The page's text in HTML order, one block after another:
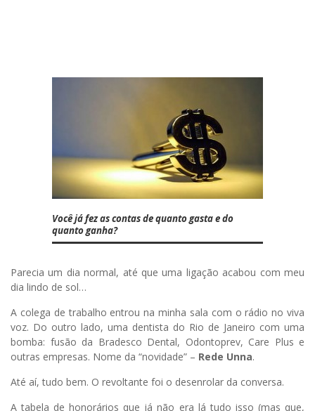
Você já fez as contas de quanto gasta e do
quanto ganha?
Parecia um dia normal, até que uma ligação acabou com meu
dia lindo de sol…
A colega de trabalho entrou na minha sala com o rádio no viva
voz. Do outro lado, uma dentista do Rio de Janeiro com uma
bomba: fusão da Bradesco Dental, Odontoprev, Care Plus e
outras empresas. Nome da “novidade” – Rede Unna.
Até aí, tudo bem. O revoltante foi o desenrolar da conversa.
A tabela de honorários que já não era lá tudo isso (mas que,